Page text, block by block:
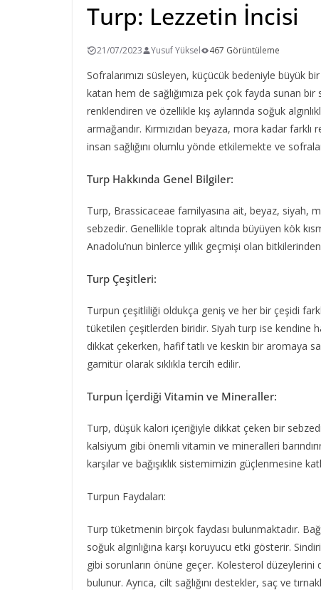
Turp: Lezzetin İncisi
21/07/2023 Yusuf Yüksel 467 Görüntüleme
Sofralarımızı süsleyen, küçücük bedeniyle büyük
katan hem de sağlığımıza pek çok fayda sunan bir
renklendiren ve özellikle kış aylarında soğuk
armağandır. Kırmızıdan beyaza, mora kadar
insan sağlığını olumlu yönde etkilemekte ve
Turp Hakkında Genel Bilgiler:
Turp, Brassicaceae familyasına ait, beyaz, siyah,
sebzedir. Genellikle toprak altında büyüyen kök
Anadolu’nun binlerce yıllık geçmişi olan
Turp Çeşitleri:
Turpun çeşitliliği oldukça geniş ve her bir çeşidi
tüketilen çeşitlerden biridir. Siyah turp ise kendine
dikkat çekerken, hafif tatlı ve keskin bir aromaya
garnitür olarak sıklıkla tercih edilir.
Turpun İçerdiği Vitamin ve Mineraller:
Turp, düşük kalori içeriğiyle dikkat çeken bir
kalsiyum gibi önemli vitamin ve mineralleri
karşılar ve bağışıklık sistemimizin güçlenmesine
Turpun Faydaları:
Turp tüketmenin birçok faydası bulunmaktadır.
soğuk algınlığına karşı koruyucu etki gösterir.
gibi sorunların önüne geçer. Kolesterol düzeylerini
bulunur. Ayrıca, cilt sağlığını destekler, saç ve